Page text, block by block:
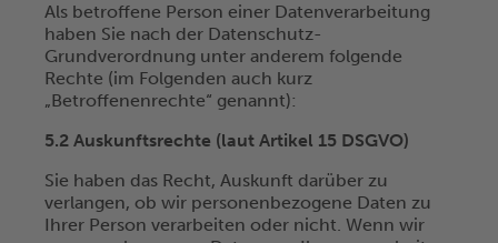
Als betroffene Person einer Datenverarbeitung
haben Sie nach der Datenschutz-
Grundverordnung unter anderem folgende
Rechte (im Folgenden auch kurz
„Betroffenenrechte“ genannt):
5.2 Auskunftsrechte (laut Artikel 15 DSGVO)
Sie haben das Recht, Auskunft darüber zu
verlangen, ob wir personenbezogene Daten zu
Ihrer Person verarbeiten oder nicht. Wenn wir